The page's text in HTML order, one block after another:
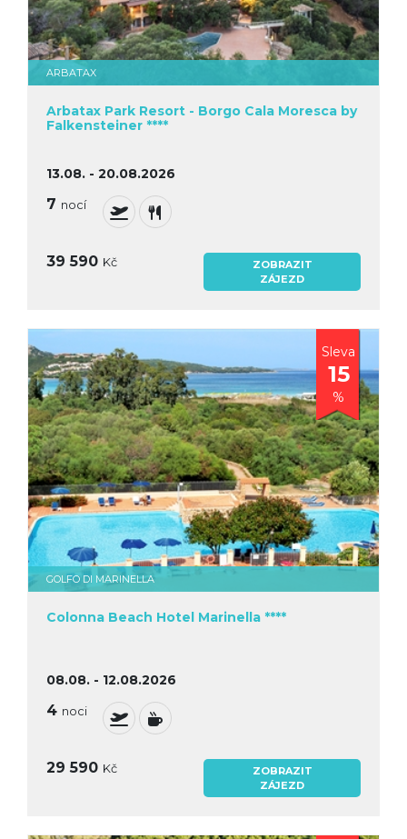
ARBATAX
Arbatax Park Resort - Borgo Cala Moresca by
Falkensteiner ****
13.08. - 20.08.2026
7 nocí
39 590 Kč
ZOBRAZIT
ZÁJEZD
Sleva
15
%
GOLFO DI MARINELLA
Colonna Beach Hotel Marinella ****
08.08. - 12.08.2026
4 noci
29 590 Kč
ZOBRAZIT
ZÁJEZD